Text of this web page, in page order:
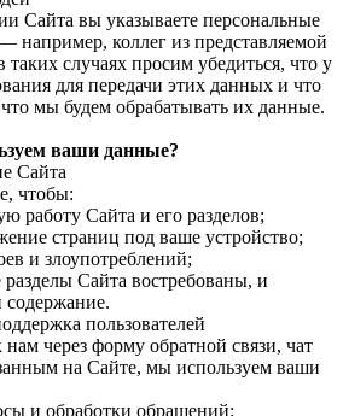
Сайта вы указываете персональные
например, коллег из представляемой
случаях просим убедиться, что у
для передачи этих данных и что
мы будем обрабатывать их данные.
ваши данные?
Сайта
чтобы:
работу Сайта и его разделов;
страниц под ваше устройство;
и злоупотреблений;
разделы Сайта востребованы, и
пользователей
через форму обратной связи, чат
на Сайте, мы используем ваши
и обработки обращений;